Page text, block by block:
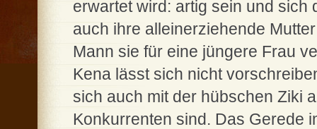
erwartet wird: artig sein und sich
auch ihre alleinerziehende
Mann sie für eine jüngere Frau
Kena lässt sich nicht
sich auch mit der hübschen Ziki
Konkurrenten sind. Das Gerede